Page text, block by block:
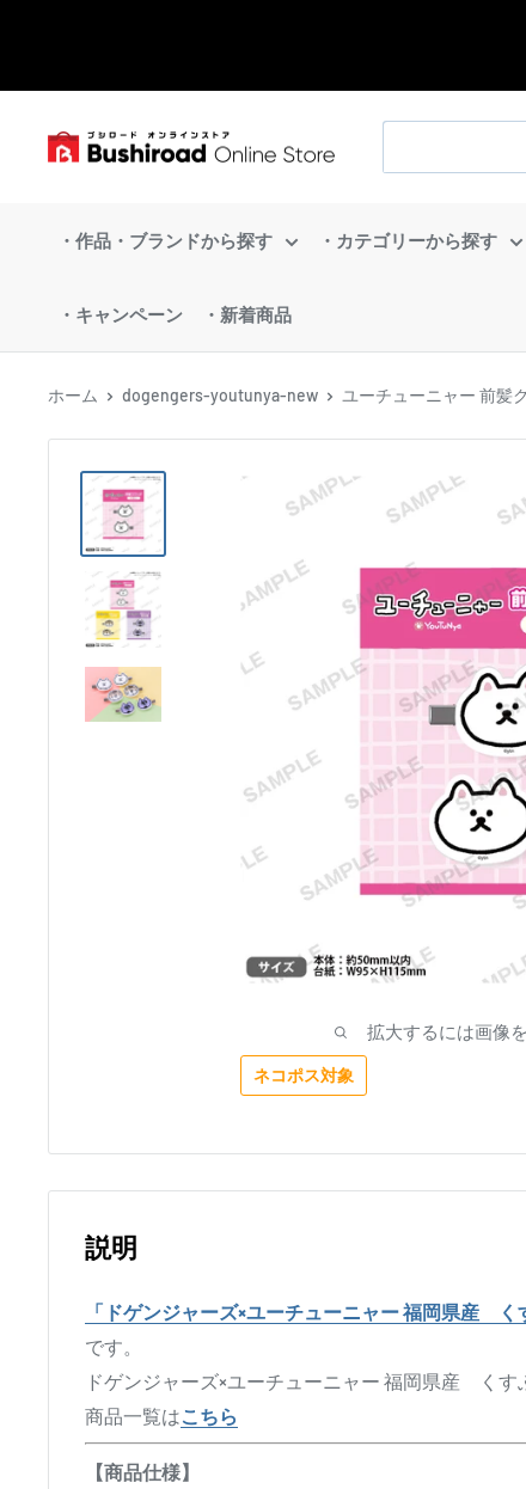
テ
ブ
オ
ン
ラ
・作品・ブランドから探す ・カテゴリーから探す
・キャンペーン ・新着商品
ホーム dogengers-youtunya-new ユーチューニャー 前髪
拡大するには画像
ネコポス対象
説明
「ドゲンジャーズ×ユーチューニャー 福岡県産 く
です。
ドゲンジャーズ×ユーチューニャー 福岡県産 くす
商品一覧はこちら
【商品仕様】